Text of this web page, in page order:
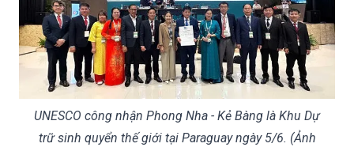
UNESCO công nhận Phong Nha - Kẻ Bàng là Khu Dự
trữ sinh quyển thế giới tại Paraguay ngày 5/6. (Ảnh